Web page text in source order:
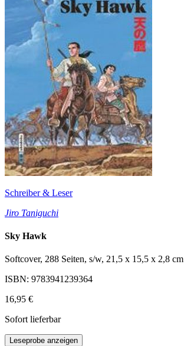
Schreiber & Leser
Jiro Taniguchi
Sky Hawk
Softcover, 288 Seiten, s/w, 21,5 x 15,5 x 2,8 cm
ISBN: 9783941239364
16,95 €
Sofort lieferbar
Leseprobe anzeigen